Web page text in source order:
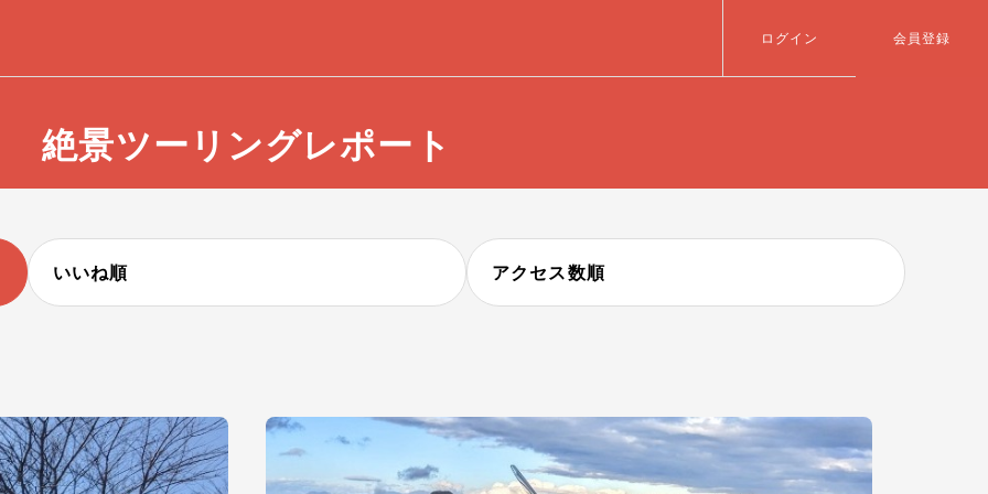
ログイン 会員登録
絶景ツーリングレポート
いいね順 アクセス数順